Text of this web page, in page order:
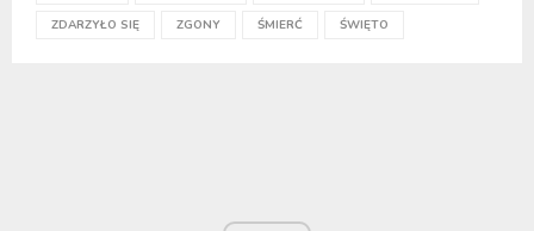
ZDARZYŁO SIĘ ZGONY ŚMIERĆ ŚWIĘTO